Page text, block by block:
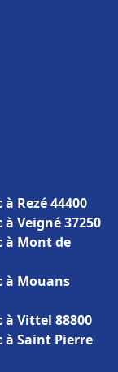
Rezé 44400
Veigné 37250
Mont de
Mouans
Vittel 88800
Saint Pierre